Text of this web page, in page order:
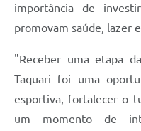
importância de
promovam saúde, lazer
"Receber uma etapa
Taquari foi uma
esportiva, fortalecer o
um momento de